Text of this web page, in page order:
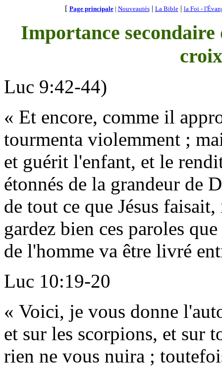
[ Page principale| Nouveautés| La Bible| la Foi -
Importance
Luc 9:42-44)
« Et encore, comme il
tourmenta violemment ;
et guérit l'enfant, et le
étonnés de la grandeur de
de tout ce que Jésus
gardez bien ces paroles
de l'homme va être livré
Luc 10:19-20
« Voici, je vous donne
et sur les scorpions, et sur
rien ne vous nuira ;